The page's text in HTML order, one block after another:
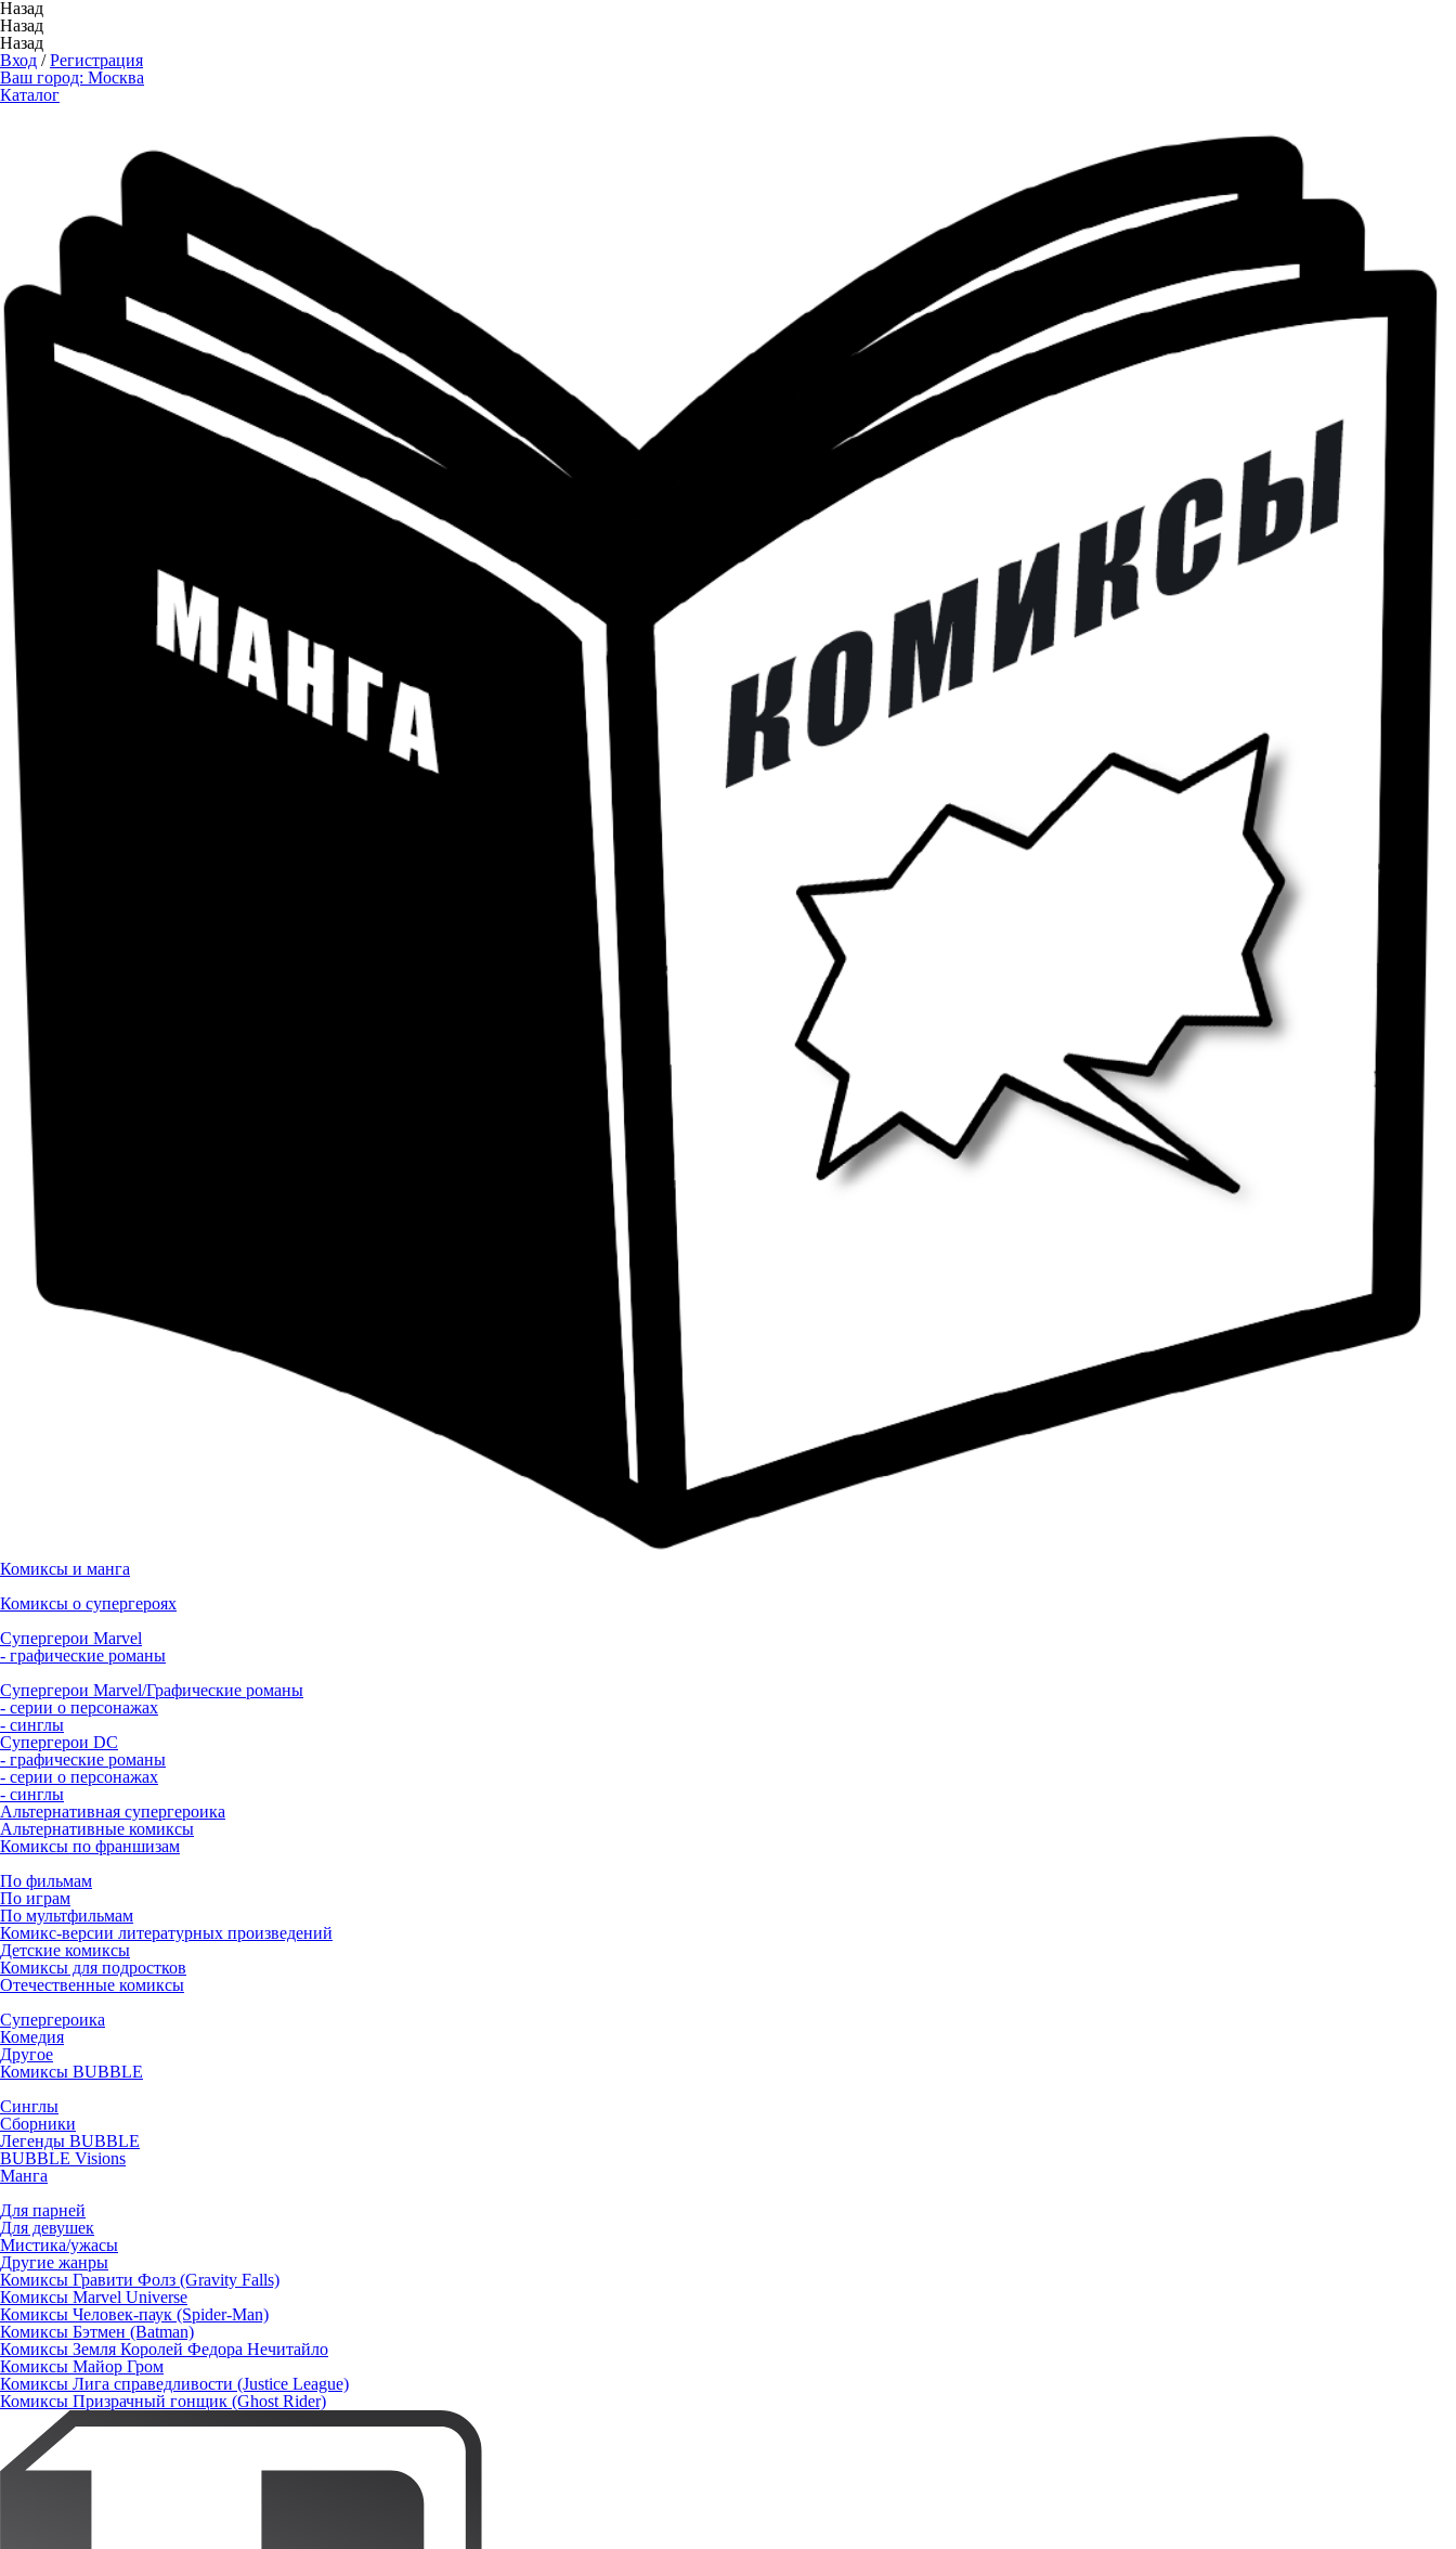
Назад
Назад
Назад
Вход /Регистрация
Ваш город: Москва
Каталог
Комиксы и манга
Комиксы о супергероях
Супергерои Marvel
- графические романы
Супергерои Marvel/Графические романы
- серии о персонажах
- синглы
Супергерои DC
- графические романы
- серии о персонажах
- синглы
Альтернативная супергероика
Альтернативные комиксы
Комиксы по франшизам
По фильмам
По играм
По мультфильмам
Комикс-версии литературных произведений
Детские комиксы
Комиксы для подростков
Отечественные комиксы
Супергероика
Комедия
Другое
Комиксы BUBBLE
Синглы
Сборники
Легенды BUBBLE
BUBBLE Visions
Манга
Для парней
Для девушек
Мистика/ужасы
Другие жанры
Комиксы Гравити Фолз (Gravity Falls)
Комиксы Marvel Universe
Комиксы Человек-паук (Spider-Man)
Комиксы Бэтмен (Batman)
Комиксы Земля Королей Федора Нечитайло
Комиксы Майор Гром
Комиксы Лига справедливости (Justice League)
Комиксы Призрачный гонщик (Ghost Rider)